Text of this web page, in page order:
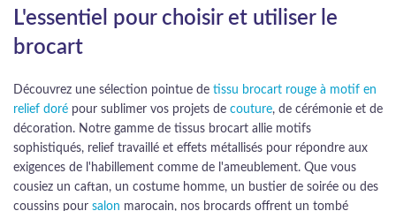
L'essentiel pour choisir et utiliser le
brocart
Découvrez une sélection pointue de tissu brocart rouge à motif en
relief doré pour sublimer vos projets de couture, de cérémonie et de
décoration. Notre gamme de tissus brocart allie motifs
sophistiqués, relief travaillé et effets métallisés pour répondre aux
exigences de l'habillement comme de l'ameublement. Que vous
cousiez un caftan, un costume homme, un bustier de soirée ou des
coussins pour salon marocain, nos brocards offrent un tombé